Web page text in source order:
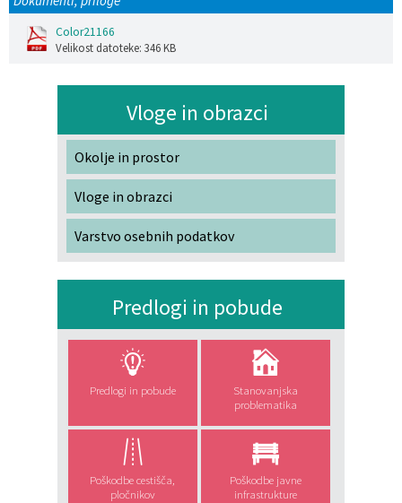
Color21166
Velikost datoteke: 346 KB
Vloge in obrazci
Okolje in prostor
Vloge in obrazci
Varstvo osebnih podatkov
Predlogi in pobude
Predlogi in pobude
Stanovanjska
problematika
Poškodbe cestišča,
pločnikov
Poškodbe javne
infrastrukture
Katalog informacij javnega značaja
Lokalne volitve